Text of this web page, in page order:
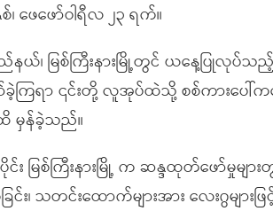
စ်၊ ဖေဖော်ဝါရီလ ၂၃ ရက်။
ည်နယ်၊ မြစ်ကြီးနားမြို့တွင် ယနေ့ပြုလု
ကြရာ ၎င်းတို့ လူအုပ်ထဲသို့ စစ်ကားပေါ်
ထိ မှန်ခဲ့သည်။
မြစ်ကြီးနားမြို့ က ဆန္ဒထုတ်ဖော်မှုများ
ခြင်း၊ သတင်းထောက်များအား လေးဂွမ